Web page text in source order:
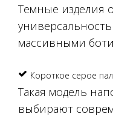
Темные изделия
массивными
Короткое серое
Такая модель
выбирают